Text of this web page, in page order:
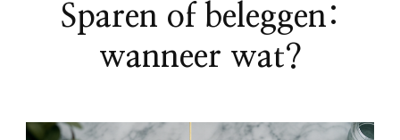
Sparen of beleggen:
wanneer wat?